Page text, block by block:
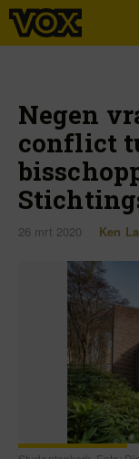
Negen
conflict
26 mrt 2020 Ken